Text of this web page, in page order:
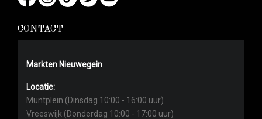
CONTACT
Markten Nieuwegein
Locatie:
Muntplein (Dinsdag 10:00 - 16:00 uur)
Vreeswijk (Donderdag 10:00 - 17:00 uur)